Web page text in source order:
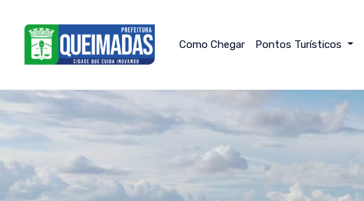
Como Chegar Pontos Turísticos